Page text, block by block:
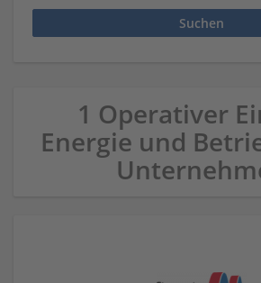
1 Operativer
Energie und